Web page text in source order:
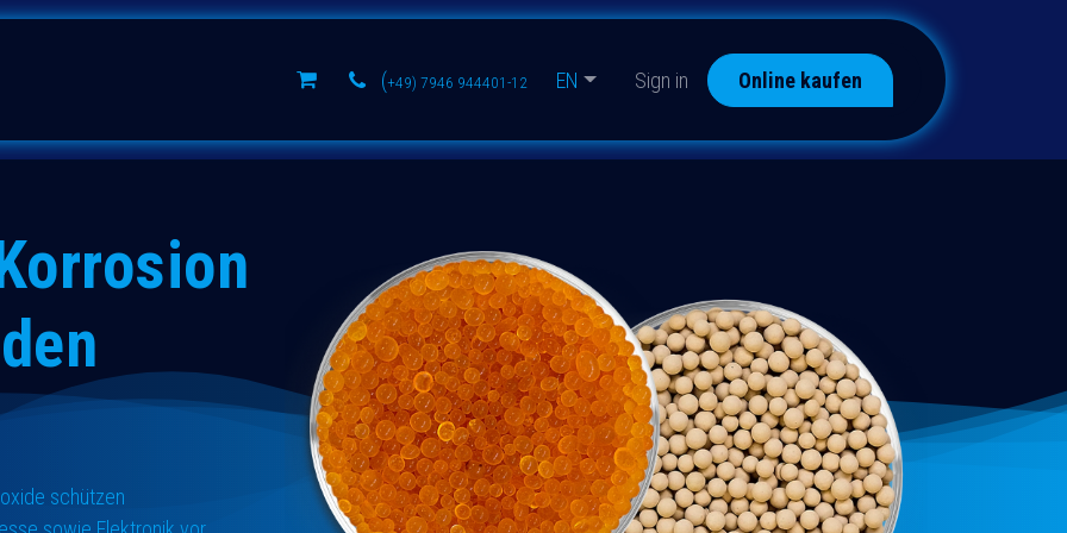
Learn (+49) 7946 944401-12 EN Sign in Online kaufen
schützen